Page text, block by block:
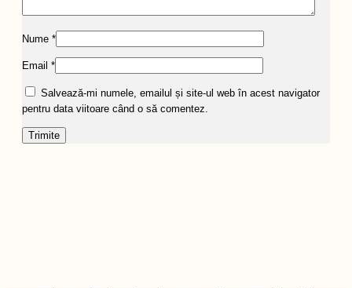
Nume *
Email *
Salvează-mi numele, emailul și site-ul web în acest navigator
pentru data viitoare când o să comentez.